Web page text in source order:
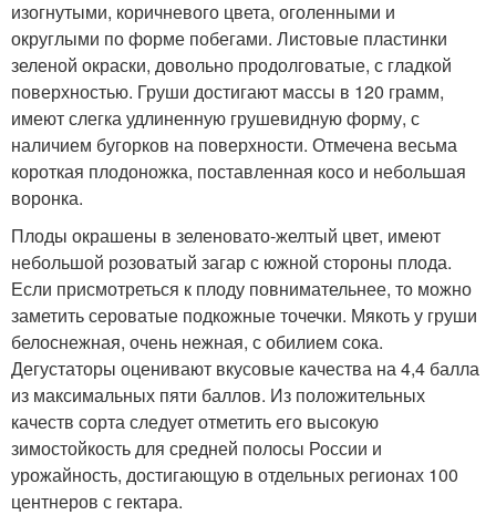
изогнутыми, коричневого цвета, оголенными и
округлыми по форме побегами. Листовые пластинки
зеленой окраски, довольно продолговатые, с гладкой
поверхностью. Груши достигают массы в 120 грамм,
имеют слегка удлиненную грушевидную форму, с
наличием бугорков на поверхности. Отмечена весьма
короткая плодоножка, поставленная косо и небольшая
воронка.
Плоды окрашены в зеленовато-желтый цвет, имеют
небольшой розоватый загар с южной стороны плода.
Если присмотреться к плоду повнимательнее, то можно
заметить сероватые подкожные точечки. Мякоть у груши
белоснежная, очень нежная, с обилием сока.
Дегустаторы оценивают вкусовые качества на 4,4 балла
из максимальных пяти баллов. Из положительных
качеств сорта следует отметить его высокую
зимостойкость для средней полосы России и
урожайность, достигающую в отдельных регионах 100
центнеров с гектара.